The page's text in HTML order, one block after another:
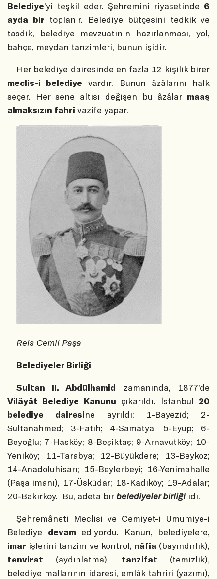
Belediye’yi teşkil eder. Şehremini riyasetinde 6
ayda bir toplanır. Belediye bütçesini tedkik ve
tasdik, belediye mevzuatının hazırlanması, yol,
bahçe, meydan tanzimleri, bunun işidir.
Her belediye dairesinde en fazla 12 kişilik birer
meclis-i belediye vardır. Bunun âzâlarını halk
seçer. Her sene altısı değişen bu âzâlar maaş
almaksızın fahrî vazife yapar.
Reis Cemil Paşa
Belediyeler Birliği
Sultan II. Abdülhamid zamanında, 1877’de
Vilâyât Belediye Kanunu çıkarıldı. İstanbul 20
belediye dairesine ayrıldı: 1-Bayezid; 2-
Sultanahmed; 3-Fatih; 4-Samatya; 5-Eyüp; 6-
Beyoğlu; 7-Hasköy; 8-Beşiktaş; 9-Arnavutköy; 10-
Yeniköy; 11-Tarabya; 12-Büyükdere; 13-Beykoz;
14-Anadoluhisarı; 15-Beylerbeyi; 16-Yenimahalle
(Paşalimanı), 17-Üsküdar; 18-Kadıköy; 19-Adalar;
20-Bakırköy. Bu, adeta bir belediyeler birliğiidi.
Şehremâneti Meclisi ve Cemiyet-i Umumiye-i
Belediye devamediyordu. Kanun, belediyelere,
imar işlerini tanzim ve kontrol, nâfia (bayındırlık),
tenvirat (aydınlatma), tanzifat (temizlik),
belediye mallarının idaresi, emlâk tahriri (yazımı),